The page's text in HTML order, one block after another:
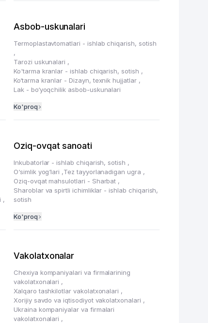
Asbob-uskunalari
Termoplastavtomatlari - ishlab chiqarish, sotish
,
Tarozi uskunalari ,
Ko'tarma kranlar - ishlab chiqarish, sotish ,
Ko‘tarma kranlar - Dizayn, texnik hujjatlar ,
Lak - bo‘yoqchilik asbob-uskunalari
Ko'proq
,
Oziq-ovqat sanoati
Inkubatorlar - ishlab chiqarish, sotish ,
O‘simlik yog‘lari ,Tez tayyorlanadigan ugra ,
Oziq-ovqat mahsulotlari - Sharbat ,
Sharoblar va spirtli ichimliklar - ishlab chiqarish,
sotish
Ko'proq
Vakolatxonalar
Chexiya kompaniyalari va firmalarining
vakolatxonalari ,
Xalqaro tashkilotlar vakolatxonalari ,
Xorijiy savdo va iqtisodiyot vakolatxonalari ,
Ukraina kompaniyalar va firmalari
vakolatxonalari ,